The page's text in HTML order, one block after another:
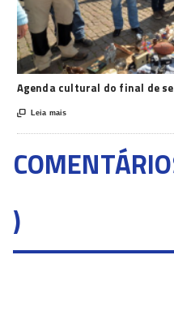
Agenda cultural do final de
 Leia mais
)